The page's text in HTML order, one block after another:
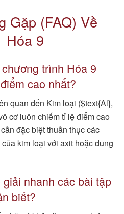
Gặp (FAQ) Về
Hóa 9
trình Hóa 9
cao nhất?
quan đến Kim loại ($text{Al},
cơ luôn chiếm tỉ lệ điểm cao
đặc biệt thuần thục các
kim loại với axit hoặc dung
nhanh các bài tập
biết?